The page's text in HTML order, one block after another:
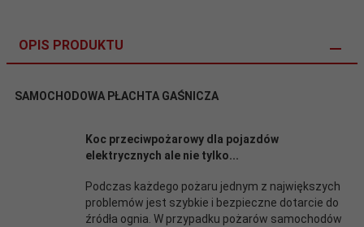
OPIS PRODUKTU
SAMOCHODOWA PŁACHTA GAŚNICZA
Koc przeciwpożarowy dla pojazdów
elektrycznych ale nie tylko...
Podczas każdego pożaru jednym z największych
problemów jest szybkie i bezpieczne dotarcie do
źródła ognia. W przypadku pożarów samochodów